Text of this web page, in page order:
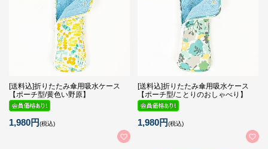
[送料込]折りたたみ傘用吸水ケース
【ポーチ型/黄色い野原】
1,980円(税込)
[送料込]折りたたみ傘用吸水ケース
【ポーチ型/ことりのおしゃべり】
1,980円(税込)